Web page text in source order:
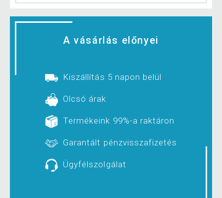
A vásárlás előnyei
Kiszállítás 5 napon belül
Olcsó árak
Termékeink 99%-a raktáron
Garantált pénzvisszafizetés
Ügyfélszolgálat